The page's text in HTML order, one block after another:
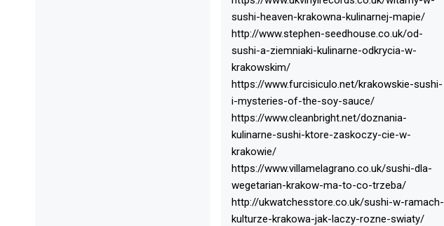
sushi-heaven-krakowna-kulinarnej-mapie/
http://www.stephen-seedhouse.co.uk/od-
sushi-a-ziemniaki-kulinarne-odkrycia-w-
krakowskim/
https://www.furcisiculo.net/krakowskie-sushi-
i-mysteries-of-the-soy-sauce/
https://www.cleanbright.net/doznania-
kulinarne-sushi-ktore-zaskoczy-cie-w-
krakowie/
https://www.villamelagrano.co.uk/sushi-dla-
wegetarian-krakow-ma-to-co-trzeba/
http://ukwatchesstore.co.uk/sushi-w-ramach-
kulturze-krakowa-jak-laczy-rozne-swiaty/